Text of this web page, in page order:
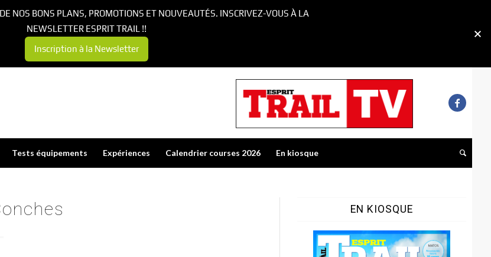
Tests équipements Expériences Calendrier courses 2026 En kiosque
EN KIOSQUE
NOS BONS PLANS, PROMOTIONS ET NOUVEAUTÉS. INSCRIVEZ-VOUS À LA
NEWSLETTER ESPRIT TRAIL !!
Inscription à la Newsletter